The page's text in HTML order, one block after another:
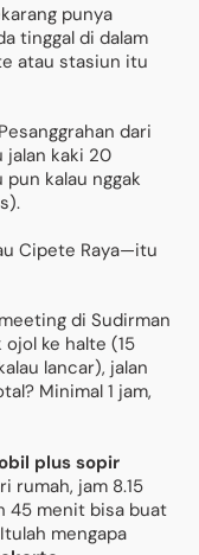
punya
tinggal di dalam
atau stasiun itu
dari
jalan kaki 20
kalau nggak
Cipete Raya—itu
di Sudirman
ke halte (15
lancar), jalan
Minimal 1 jam,
plus sopir
rumah, jam 8.15
45 menit bisa buat
mengapa